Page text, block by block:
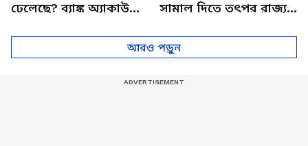
ঢেলেছে? ব্যাঙ্ক অ্যাকাউন্ট
সামাল দিতে তৎপর রাজ্য!
নিশীথ
আরও পড়ুন